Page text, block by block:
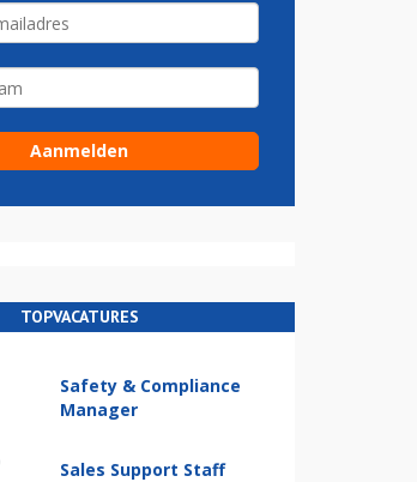
TOPVACATURES
Safety & Compliance
Manager
Sales Support Staff